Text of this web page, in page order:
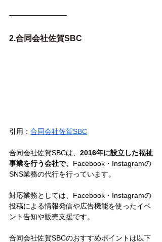
2.合同会社佐賀SBC
引用： 合同会社佐賀SBC
合同会社佐賀SBCは、 2016年に設立した福祉
事業を行う会社で、 Facebook・Instagramの
SNS業務の代行を行っています。
対応業務としては、Facebook・Instagramの
投稿による情報発信や広告機能を使ったイベ
ント告知や販売支援です。
合同会社佐賀SBCのおすすめポイントは以下